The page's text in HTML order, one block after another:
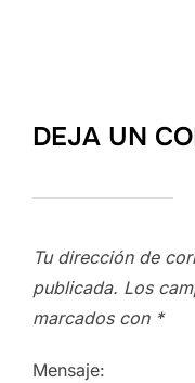
DEJA UN
Tu dirección de
publicada. Los
marcados con *
Mensaje: